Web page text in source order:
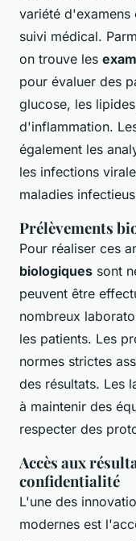
variété d'examens
suivi médical.
on trouve les
pour évaluer des
glucose, les
d'inflammation.
également les
les infections
maladies
Prélèvements
Pour réaliser ces
biologiques sont
peuvent être
nombreux
les patients. Les
normes strictes
des résultats. Les
à maintenir des
respecter des
Accès aux
confidentialité
L'une des
modernes est